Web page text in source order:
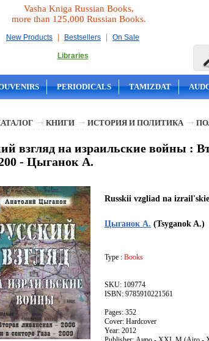
Vasha Kniga Russian Books,
more than 125,000 Russian Books.
New Products | Bestsellers | On Sale
Libraries
PERIODICALS TAMIZDAT
КНИГИ ИСТОРИЯ И ПОЛИТИКА
взгляд на израильские войны :
- Цыганок А.
Russkii vzgliad na
Цыганок А. (Tsyganok A.)
Type : Books
SKU: 109774
ISBN: 9785910221561
Pages: 352
Cover: Hardcover
Year: 2012